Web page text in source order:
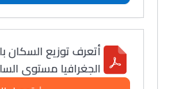
أتعرف توزيع
الجغرافيا مستوى